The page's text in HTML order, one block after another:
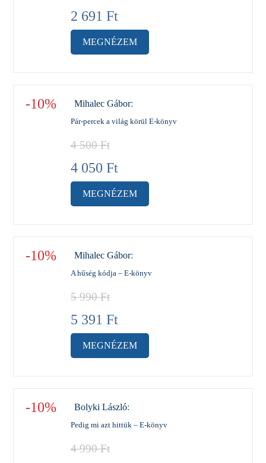
2 691 Ft
MEGNÉZEM
-10% Mihalec Gábor:
Pár-percek a világ körül E-könyv
4 500Ft
4 050 Ft
MEGNÉZEM
-10% Mihalec Gábor:
A hűség kódja – E-könyv
5 990Ft
5 391 Ft
MEGNÉZEM
-10% Bolyki László:
Pedig mi azt hittük – E-könyv
4 990Ft